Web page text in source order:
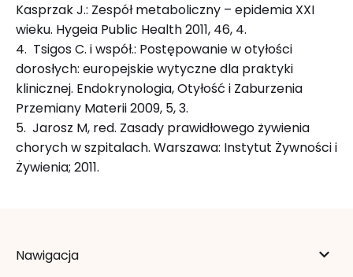
Kasprzak J.: Zespół metaboliczny – epidemia XXI
wieku. Hygeia Public Health 2011, 46, 4.
4. Tsigos C. i współ.: Postępowanie w otyłości
dorosłych: europejskie wytyczne dla praktyki
klinicznej. Endokrynologia, Otyłość i Zaburzenia
Przemiany Materii 2009, 5, 3.
5. Jarosz M, red. Zasady prawidłowego żywienia
chorych w szpitalach. Warszawa: Instytut Żywności i
Żywienia; 2011.
Nawigacja